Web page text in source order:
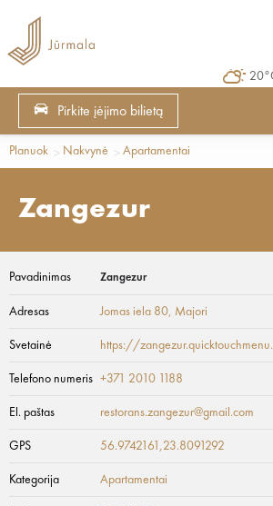
Pirkite įėjimo bilietą
Planuok Nakvynė Apartamentai
Zangezur
Pavadinimas Zangezur
Adresas Jomas iela 80, Majori
Svetainė https://
Telefono numeris +371 2010 1188
El. paštas restorans.zangezur@gmail.com
GPS 56.9742161,23.8091292
Kategorija Apartamentai